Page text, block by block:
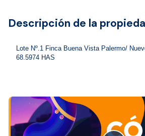
Descripción de la
Lote Nº.1 Finca Buena Vista Palermo/
68.5974 HAS